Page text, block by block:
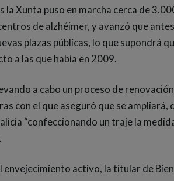
Xunta puso en marcha cerca de
de alzhéimer, y avanzó que
plazas públicas, lo que supondrá
a las que había en 2009.
a cabo un proceso de
con el que aseguró que se ampliará,
“confeccionando un traje la
envejecimiento activo, la titular de